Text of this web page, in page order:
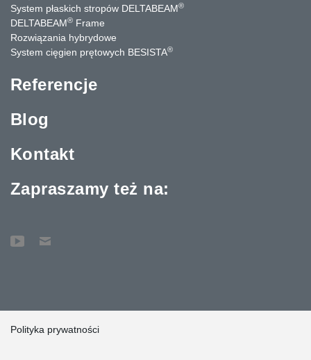
System płaskich stropów DELTABEAM®
DELTABEAM® Frame
Rozwiązania hybrydowe
System cięgien prętowych BESISTA®
Referencje
Blog
Kontakt
Zapraszamy też na:
Polityka prywatności